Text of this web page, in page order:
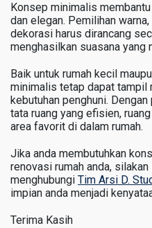
Konsep minimalis
dan elegan. Pemilihan
dekorasi harus dirancang
menghasilkan suasana yang
Baik untuk rumah kecil
minimalis tetap dapat tampil
kebutuhan penghuni.
tata ruang yang efisien,
area favorit di dalam rumah.
Jika anda membutuhkan
renovasi rumah anda,
menghubungi Tim Arsi D.
impian anda menjadi
Terima Kasih